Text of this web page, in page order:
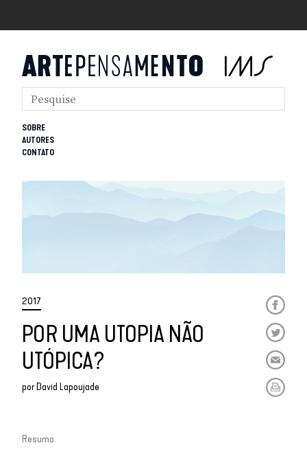
SOBRE
AUTORES
CONTATO
2017
POR UMA UTOPIA NÃO
UTÓPICA?
porDavid Lapoujade
Resumo